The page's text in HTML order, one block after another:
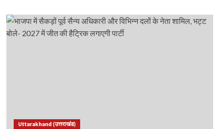
Uttarakhand (उत्तराखंड)